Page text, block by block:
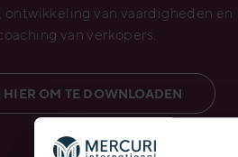
van vaardigheden en
van verkopers.
HIER OM TE DOWNLOADEN